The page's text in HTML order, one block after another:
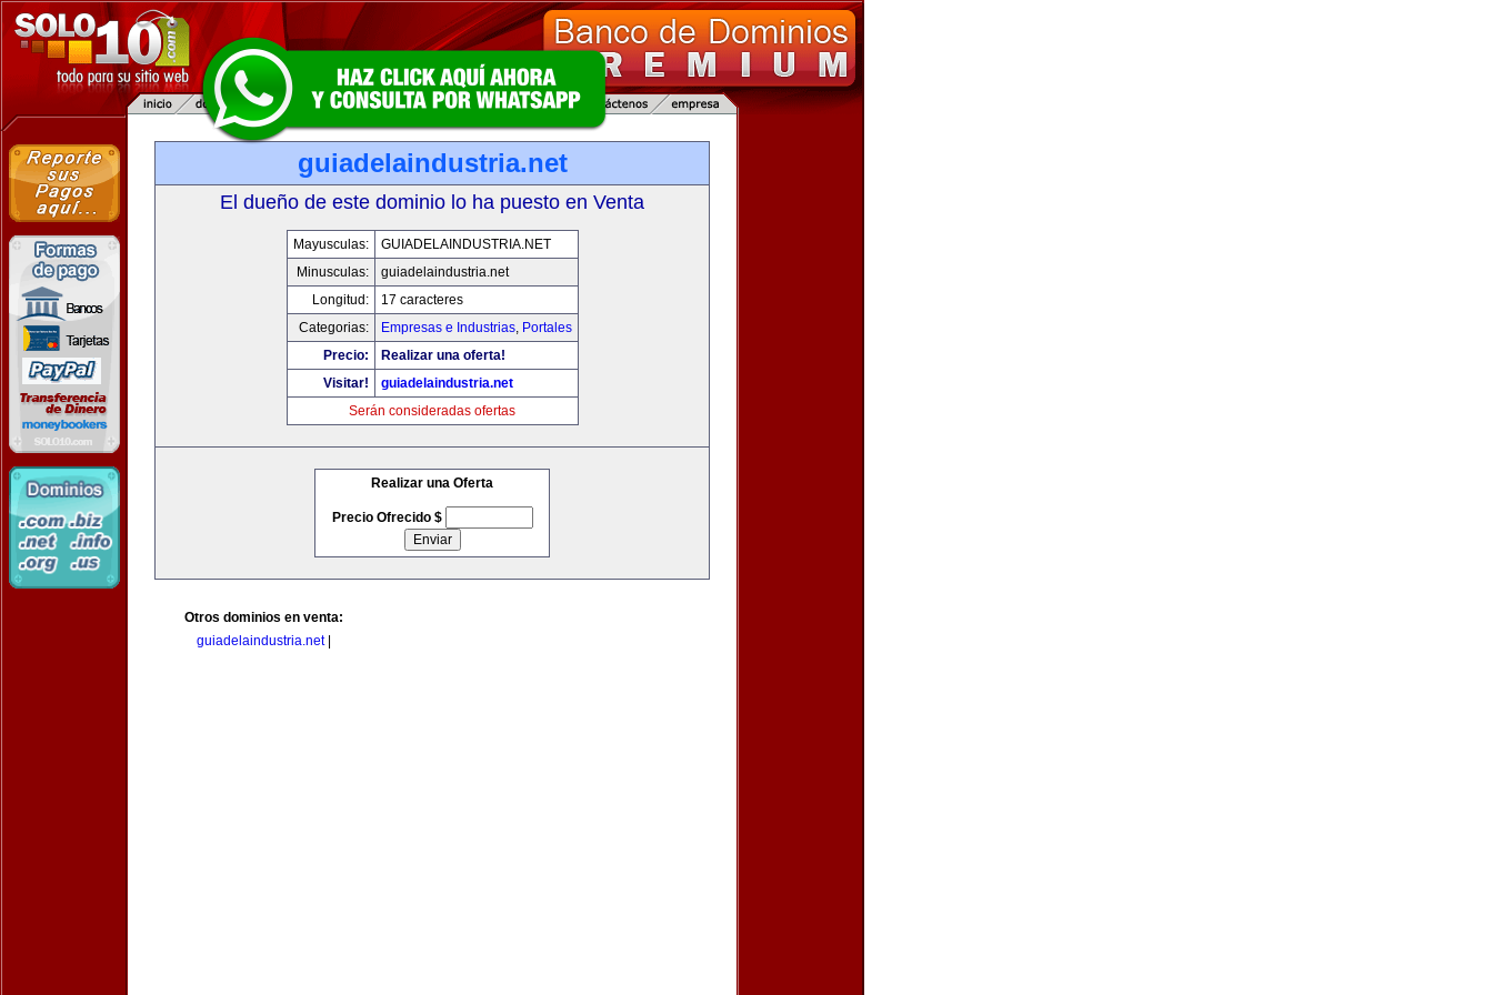
guiadelaindustria.net
El dueño de este dominio lo ha puesto en Venta
Mayusculas:
GUIADELAINDUSTRIA.NET
Minusculas:
guiadelaindustria.net
Longitud:
17 caracteres
Categorias:
Empresas e Industrias, Portales
Precio:
Realizar una oferta!
Visitar!
guiadelaindustria.net
Serán consideradas ofertas
Realizar una Oferta
Precio Ofrecido $
Otros dominios en venta:
guiadelaindustria.net|